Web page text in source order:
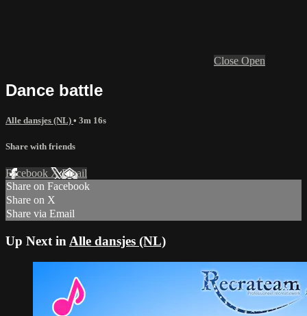
Close Open
Dance battle
Alle dansjes (NL) • 3m 16s
Share with friends
Facebook XEmail
Share on Facebook
Share on X
Share via Email
Up Next in Alle dansjes (NL)